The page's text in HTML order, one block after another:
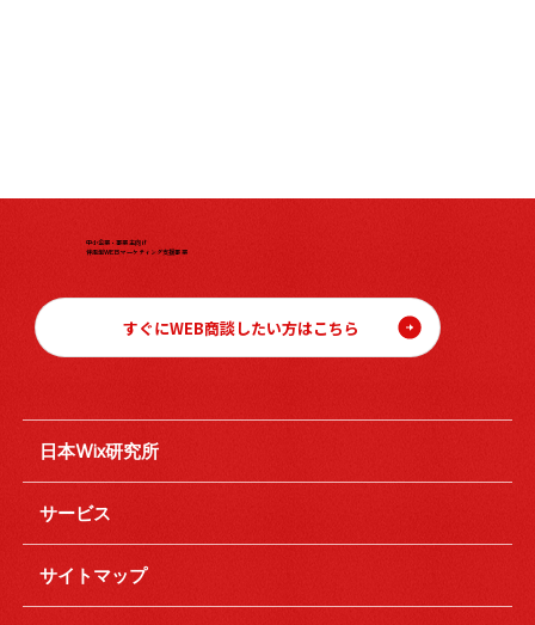
中小企業・事業主向け
伴走型WEBマーケティング支援事業
すぐにWEB商談したい方はこちら
日本Wix研究所
サービス
サイトマップ